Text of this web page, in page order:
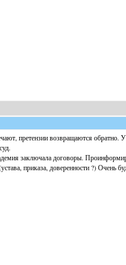
претензии возвращаются обратно.
заключала договоры.
приказа, доверенности ?) Очень